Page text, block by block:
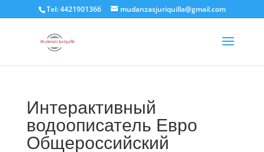
Tel: 4421901366 mudanzasjuriquilla@gmail.com
Интерактивный
водоописатель Евро
Общероссийский